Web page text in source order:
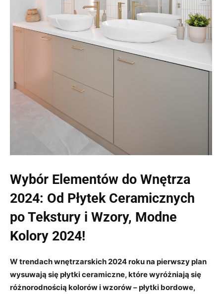
Wybór Elementów do Wnętrza
2024: Od Płytek Ceramicznych
po Tekstury i Wzory, Modne
Kolory 2024!
W trendach wnętrzarskich 2024 roku na pierwszy plan
wysuwają się płytki ceramiczne, które wyróżniają się
różnorodnością kolorów i wzorów – płytki bordowe,